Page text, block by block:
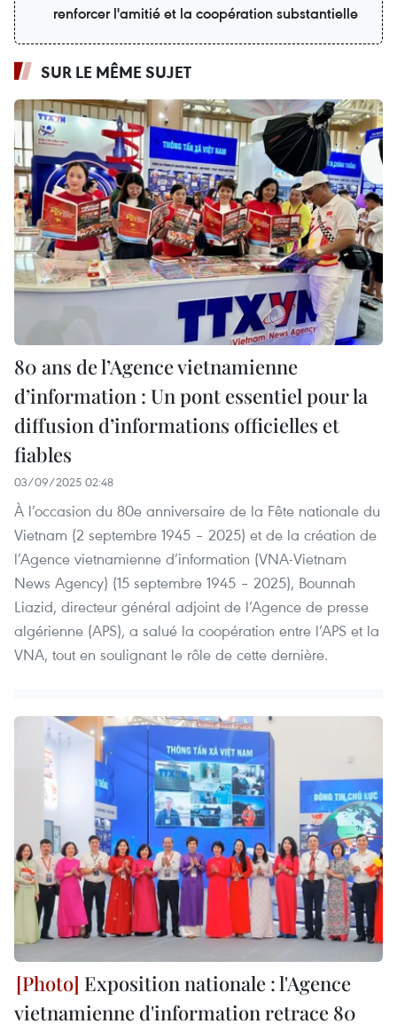
renforcer l'amitié et la coopération substantielle
SUR LE MÊME SUJET
80 ans de l’Agence vietnamienne
d’information : Un pont essentiel pour la
diffusion d’informations officielles et
fiables
03/09/2025 02:48
À l’occasion du 80e anniversaire de la Fête nationale du
Vietnam (2 septembre 1945 – 2025) et de la création de
l’Agence vietnamienne d’information (VNA-Vietnam
News Agency) (15 septembre 1945 – 2025), Bounnah
Liazid, directeur général adjoint de l’Agence de presse
algérienne (APS), a salué la coopération entre l’APS et la
VNA, tout en soulignant le rôle de cette dernière.
Exposition nationale : l'Agence
vietnamienne d'information retrace 80